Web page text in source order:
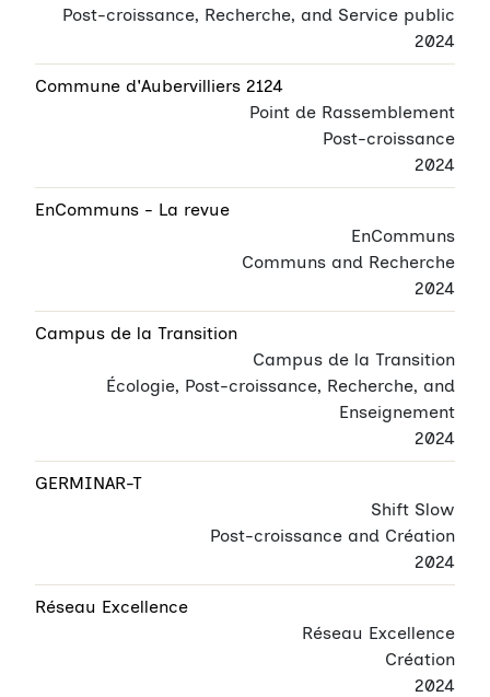
Post-croissance, Recherche, and Service public
2024
Commune d'Aubervilliers 2124
Point de Rassemblement
Post-croissance
2024
EnCommuns - La revue
EnCommuns
Communs and Recherche
2024
Campus de la Transition
Campus de la Transition
Écologie, Post-croissance, Recherche, and
Enseignement
2024
GERMINAR-T
Shift Slow
Post-croissance and Création
2024
Réseau Excellence
Réseau Excellence
Création
2024